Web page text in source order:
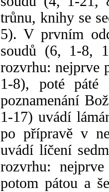
trůnu, knihy se
5). V prvním
soudů (6, 1-8,
rozvrhu: nejprve
1-8), poté
poznamenání
1-17) uvádí
po přípravě v
uvádí líčení
rozvrhu:
potom pátou a